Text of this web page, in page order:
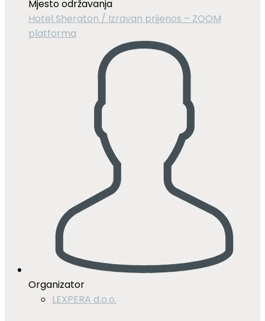
Mjesto održavanja
Hotel Sheraton / Izravan prijenos – ZOOM
platforma
Organizator
LEXPERA d.o.o.